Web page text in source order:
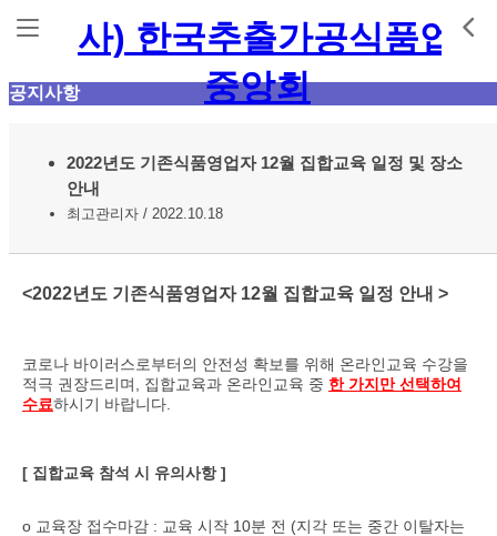
공지사항
2022년도 기존식품영업자 12월 집합교육 일정 및 장소
안내
최고관리자 / 2022.10.18
<2022년도 기존식품영업자 12월 집합교육 일정 안내 >
코로나 바이러스로부터의 안전성 확보를 위해 온라인교육 수강을
적극 권장드리며, 집합교육과 온라인교육 중 한 가지만 선택하여
수료하시기 바랍니다.
[ 집합교육 참석 시 유의사항 ]
o 교육장 접수마감 : 교육 시작 10분 전 (지각 또는 중간 이탈자는